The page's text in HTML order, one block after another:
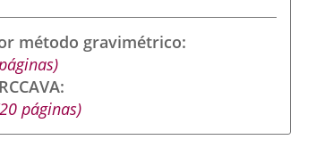
método gravimétrico
páginas)